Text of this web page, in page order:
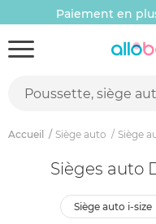
Paiement en
Accueil Siège auto Siège
Sièges
siège auto i-size